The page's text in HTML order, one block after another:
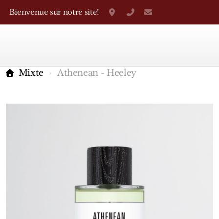
Bienvenue sur notre site! Grand-Rue 38, Genève
+41 22 310 38 75
Mixte Athenean - Heeley